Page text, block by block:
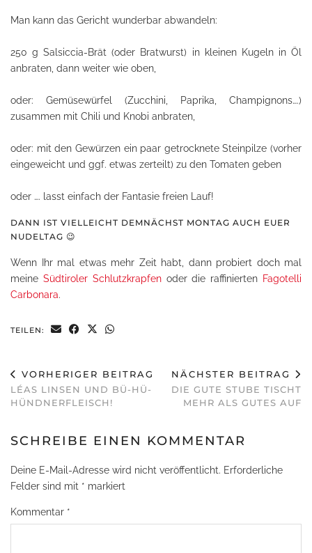
Man kann das Gericht wunderbar abwandeln:
250 g Salsiccia-Brät (oder Bratwurst) in kleinen Kugeln in Öl
anbraten, dann weiter wie oben,
oder: Gemüsewürfel (Zucchini, Paprika, Champignons….)
zusammen mit Chili und Knobi anbraten,
oder: mit den Gewürzen ein paar getrocknete Steinpilze (vorher
eingeweicht und ggf. etwas zerteilt) zu den Tomaten geben
oder …. lasst einfach der Fantasie freien Lauf!
DANN IST VIELLEICHT DEMNÄCHST MONTAG AUCH EUER
NUDELTAG 😉
Wenn Ihr mal etwas mehr Zeit habt, dann probiert doch mal
meine Südtiroler Schlutzkrapfenoder die raffinierten Fagotelli
Carbonara.
TEILEN:
VORHERIGER BEITRAG
LÉAS LINSEN UND BÜ-HÜ-
HÜNDNERFLEISCH!
NÄCHSTER BEITRAG
DIE GUTE STUBE TISCHT
MEHR ALS GUTES AUF
SCHREIBE EINEN KOMMENTAR
Deine E-Mail-Adresse wird nicht veröffentlicht. Erforderliche
Felder sind mit * markiert
Kommentar *